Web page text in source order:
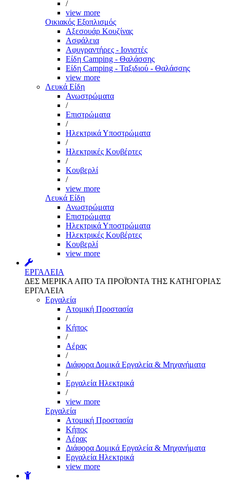
/
view more
Οικιακός Εξοπλισμός
Αξεσουάρ Κουζίνας
Ασφάλεια
Αφυγραντήρες - Ιονιστές
Είδη Camping - Θαλάσσης
Είδη Camping - Ταξιδιού - Θαλάσσης
view more
Λευκά Είδη
Ανωστρώματα
/
Επιστρώματα
/
Ηλεκτρικά Υποστρώματα
/
Ηλεκτρικές Κουβέρτες
/
Κουβερλί
/
view more
Λευκά Είδη
Ανωστρώματα
Επιστρώματα
Ηλεκτρικά Υποστρώματα
Ηλεκτρικές Κουβέρτες
Κουβερλί
view more
ΕΡΓΑΛΕΙΑ
ΔΕΣ ΜΕΡΙΚΑ ΑΠΌ ΤΑ ΠΡΟΪΌΝΤΑ ΤΗΣ ΚΑΤΗΓΟΡΙΑΣ
ΕΡΓΑΛΕΙΑ
Εργαλεία
Aτομική Προστασία
/
Kήπος
/
Αέρας
/
Διάφορα Δομικά Εργαλεία & Μηχανήματα
/
Εργαλεία Ηλεκτρικά
/
view more
Εργαλεία
Aτομική Προστασία
Kήπος
Αέρας
Διάφορα Δομικά Εργαλεία & Μηχανήματα
Εργαλεία Ηλεκτρικά
view more